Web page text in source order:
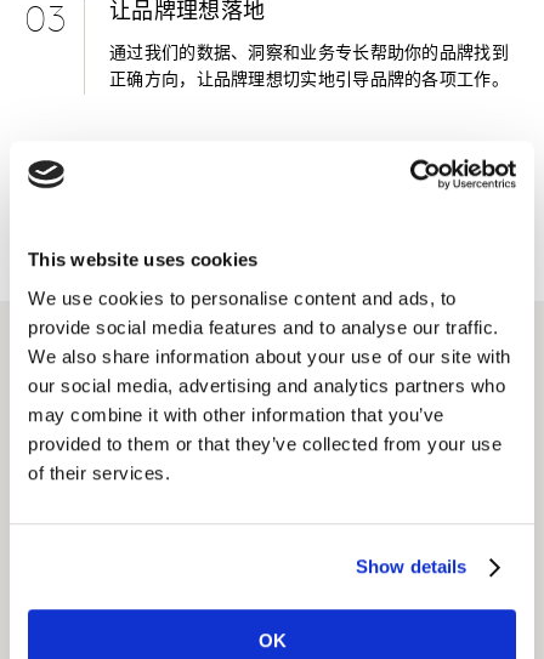
This website uses cookies
We use cookies to personalise content and ads, to
provide social media features and to analyse our traffic.
We also share information about your use of our site with
our social media, advertising and analytics partners who
may combine it with other information that you’ve
provided to them or that they’ve collected from your use
of their services.
Show details
OK
03 让品牌理想落地
通过我们的数据、洞察和业务专长帮助你的品牌找到
正确方向，让品牌理想切实地引导品牌的各项工作。
04
主要解决方案
NeedScope